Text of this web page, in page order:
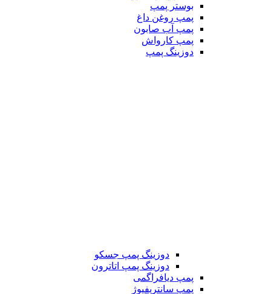
بوستر پمپ
پمپ روغن داغ
پمپ آب صابون
پمپ کارواش
دوزینگ پمپ
دوزینگ پمپ جسکو
دوزینگ پمپ اتاترون
پمپ دیافراگمی
پمپ سانتریفیوژ